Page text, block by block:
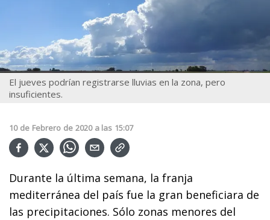
El jueves podrían registrarse lluvias en la zona, pero
insuficientes.
10 de Febrero de 2020 a las 15:07
Durante la última semana, la franja
mediterránea del país fue la gran beneficiara de
las precipitaciones. Sólo zonas menores del